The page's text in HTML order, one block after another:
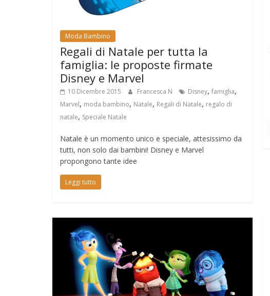
Moda Bambino
Regali di Natale per tutta la
famiglia: le proposte firmate
Disney e Marvel
10 Dicembre 2015 Francesca N Disney, famiglia,
Marvel, moda bambino, Natale, Regali di Natale, regalo di
natale, Speciale Natale
Natale è un momento unico e speciale, attesissimo da
tutti, non solo dai bambini! Disney e Marvel
propongono tante idee
Leggi tutto